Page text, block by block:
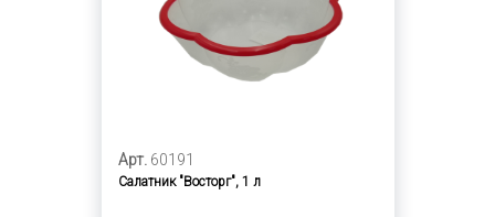
Арт. 60191
Салатник "Восторг", 1 л